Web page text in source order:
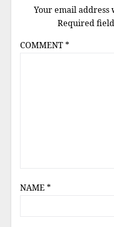
Your email
Required
COMMENT *
NAME *